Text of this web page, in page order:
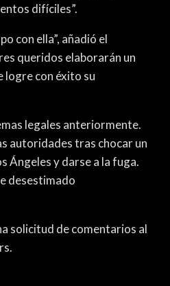
difíciles”.
con ella”, añadió el
queridos elaborarán un
logre con éxito su
legales anteriormente.
autoridades tras chocar un
Ángeles y darse a la fuga.
desestimado
solicitud de comentarios al